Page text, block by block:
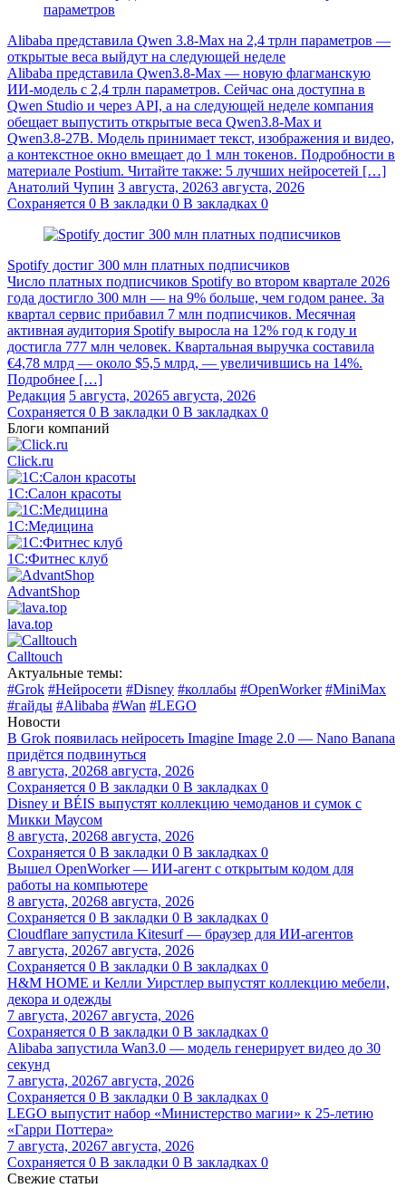
Alibaba представила Qwen 3.8‑Max на 2,4 трлн параметров —
открытые веса выйдут на следующей неделе
Alibaba представила Qwen3.8‑Max — новую флагманскую
ИИ-модель с 2,4 трлн параметров. Сейчас она доступна в
Qwen Studio и через API, а на следующей неделе компания
обещает выпустить открытые веса Qwen3.8‑Max и
Qwen3.8‑27B. Модель принимает текст, изображения и видео,
а контекстное окно вмещает до 1 млн токенов. Подробности в
материале Postium. Читайте также: 5 лучших нейросетей […]
Анатолий Чупин 3 августа, 20263 августа, 2026
Сохраняется 0 В закладки 0 В закладках 0
Spotify достиг 300 млн платных подписчиков
Число платных подписчиков Spotify во втором квартале 2026
года достигло 300 млн — на 9% больше, чем годом ранее. За
квартал сервис прибавил 7 млн подписчиков. Месячная
активная аудитория Spotify выросла на 12% год к году и
достигла 777 млн человек. Квартальная выручка составила
€4,78 млрд — около $5,5 млрд, — увеличившись на 14%.
Подробнее […]
Редакция 5 августа, 20265 августа, 2026
Сохраняется 0 В закладки 0 В закладках 0
Блоги компаний
Click.ru
1С:Салон красоты
1С:Медицина
1С:Фитнес клуб
AdvantShop
lava.top
Calltouch
Актуальные темы:
#Grok #Нейросети #Disney #коллабы #OpenWorker #MiniMax
#гайды #Alibaba #Wan #LEGO
Новости
В Grok появилась нейросеть Imagine Image 2.0 — Nano Banana
придётся подвинуться
8 августа, 20268 августа, 2026
Сохраняется 0 В закладки 0 В закладках 0
Disney и BÉIS выпустят коллекцию чемоданов и сумок с
Микки Маусом
8 августа, 20268 августа, 2026
Сохраняется 0 В закладки 0 В закладках 0
Вышел OpenWorker — ИИ-агент с открытым кодом для
работы на компьютере
8 августа, 20268 августа, 2026
Сохраняется 0 В закладки 0 В закладках 0
Cloudflare запустила Kitesurf — браузер для ИИ-агентов
7 августа, 20267 августа, 2026
Сохраняется 0 В закладки 0 В закладках 0
H&M HOME и Келли Уирстлер выпустят коллекцию мебели,
декора и одежды
7 августа, 20267 августа, 2026
Сохраняется 0 В закладки 0 В закладках 0
Alibaba запустила Wan3.0 — модель генерирует видео до 30
секунд
7 августа, 20267 августа, 2026
Сохраняется 0 В закладки 0 В закладках 0
LEGO выпустит набор «Министерство магии» к 25-летию
«Гарри Поттера»
7 августа, 20267 августа, 2026
Сохраняется 0 В закладки 0 В закладках 0
Свежие статьи